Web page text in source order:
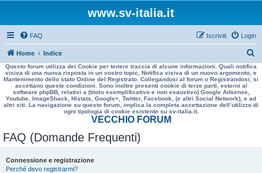
www.sv-italia.it
FAQ Login
Iscriviti
Home Indice
e
r
a
Questo forum utilizza dei Cookie per tenere traccia di alcune informazioni. Quali notifica
visiva di una nuova risposta in un vostro topic, Notifica visiva di un nuovo argomento, e
Mantenimento dello stato Online del Registrato. Collegandosi al forum o Registrandosi, si
accettano queste condizioni. Sono inoltre presenti cookie di terze parti, esterni al
software phpBB, relativi a (titolo esemplificativo e non esaustivo) Google Adsense,
Youtube, ImageShack, Histats, Google+, Twitter, Facebook, (e altri Social Network), e ad
altri siti. La navigazione su questo forum, implica la completa accettazione dell’utilizzo di
ogni tipologia di cookie esistente su sv-italia.it.
VECCHIO FORUM
FAQ (Domande Frequenti)
Connessione e registrazione
Perché devo registrarmi?